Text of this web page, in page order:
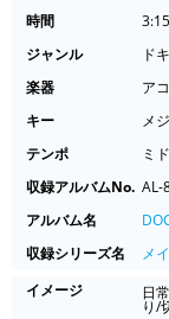
時間
3:15
ジャンル
ド
楽器
ア
キー
メ
テンポ
ミ
収録アルバムNo. AL-
アルバム名
収録シリーズ名
メ
イメージ
日
り/